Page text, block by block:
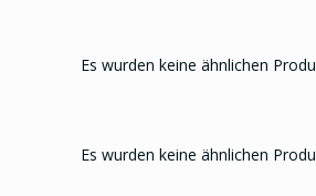
Es wurden keine ähnlichen
Es wurden keine ähnlichen